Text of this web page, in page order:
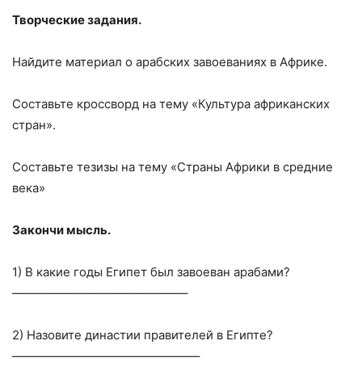
Творческие задания.
Найдите материал о арабских завоеваниях в Африке.
Составьте кроссворд на тему «Культура африканских
стран».
Составьте тезизы на тему «Страны Африки в средние
века»
Закончи мысль.
1) В какие годы Египет был завоеван арабами?
——————————————–
2) Назовите династии правителей в Египте?
———————————————–